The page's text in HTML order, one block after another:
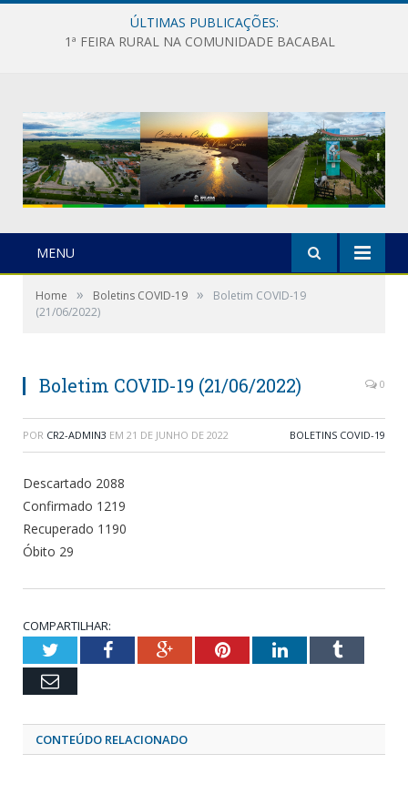
ÚLTIMAS PUBLICAÇÕES:
1ª FEIRA RURAL NA COMUNIDADE BACABAL
MENU
Home » Boletins COVID-19 »
Boletim COVID-19
(21/06/2022)
Boletim COVID-19 (21/06/2022) 0
POR CR2-ADMIN3 EM 21 DE JUNHO DE 2022 BOLETINS COVID-19
Descartado 2088
Confirmado 1219
Recuperado 1190
Óbito 29
COMPARTILHAR:
TwitterFacebookGoogle+PinterestLinkedInTumblr
Email
CONTEÚDO RELACIONADO